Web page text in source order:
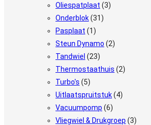
Oliespatplaat (3)
Onderblok(31)
Pasplaat (1)
Steun Dynamo (2)
Tandwiel (23)
Thermostaathuis (2)
Turbo's (5)
Uitlaatspruitstuk(4)
Vacuumpomp (6)
Vliegwiel & Drukgroep (3)